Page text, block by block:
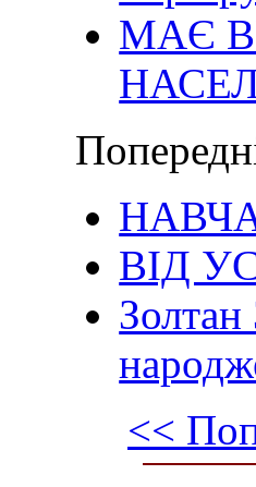
МАЄ
ВІД
Золтан
<<